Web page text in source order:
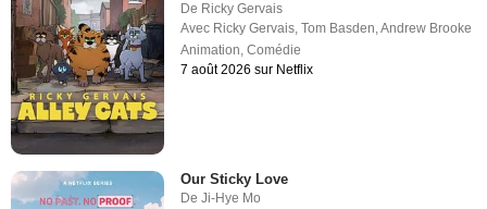
De Ricky Gervais
Avec Ricky Gervais,Tom Basden,Andrew Brooke
Animation,Comédie
7 août 2026 sur Netflix
Our Sticky Love
DeJi-Hye Mo